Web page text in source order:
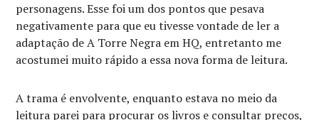
personagens. Esse foi um dos pontos que pesava
negativamente para que eu tivesse vontade de ler a
adaptação de A Torre Negra em HQ, entretanto me
acostumei muito rápido a essa nova forma de leitura.
A trama é envolvente, enquanto estava no meio da
leitura parei para procurar os livros e consultar preços,